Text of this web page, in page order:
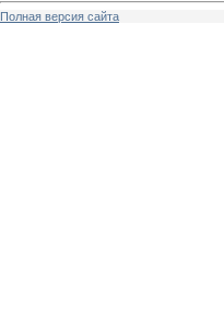
Полная версия сайта